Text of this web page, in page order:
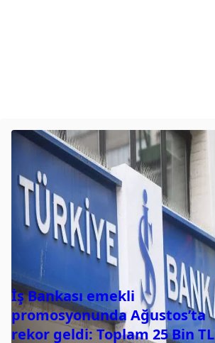
İş Bankası emekli
promosyonunda Ağustos’ta
rekor geldi: Toplam 25 Bin TL